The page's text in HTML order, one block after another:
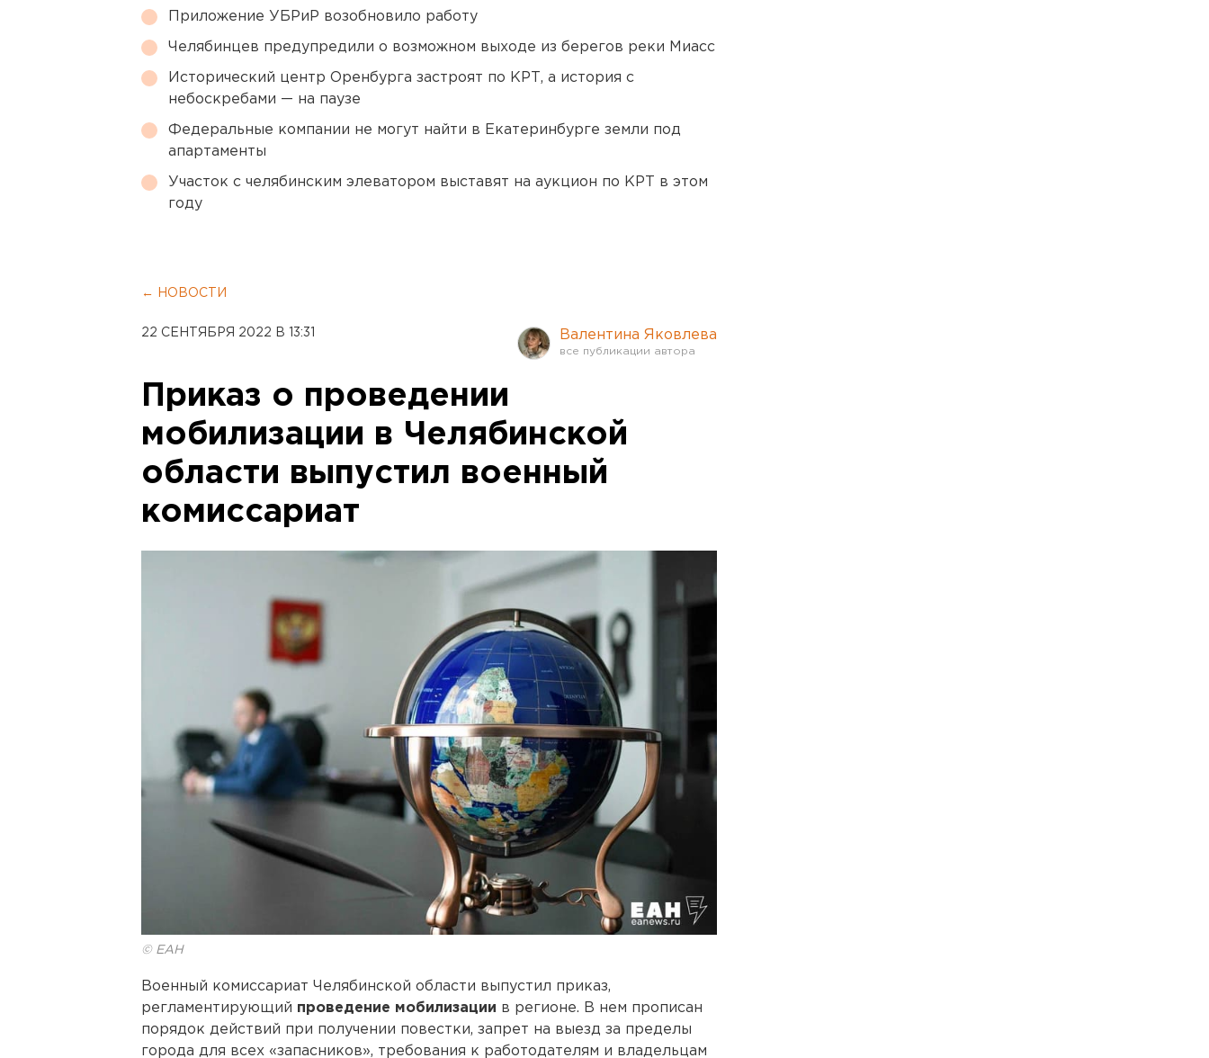
Приложение УБРиР возобновило работу
Челябинцев предупредили о возможном выходе из берегов реки Миасс
Исторический центр Оренбурга застроят по КРТ, а история с
небоскребами — на паузе
Федеральные компании не могут найти в Екатеринбурге земли под
апартаменты
Участок с челябинским элеватором выставят на аукцион по КРТ в этом
году
← НОВОСТИ
22 СЕНТЯБРЯ 2022 В 13:31 Валентина Яковлева
Приказ о проведении
мобилизации в Челябинской
области выпустил военный
комиссариат
© ЕАН
Военный комиссариат Челябинской области выпустил приказ,
регламентирующий проведение мобилизации в регионе. В нем прописан
порядок действий при получении повестки, запрет на выезд за пределы
города для всех «запасников», требования к работодателям и владельцам